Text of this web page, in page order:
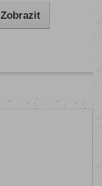
Zobrazit